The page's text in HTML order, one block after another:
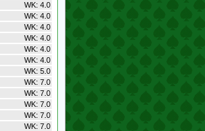
WK: 4.0
WK: 4.0
WK: 4.0
WK: 4.0
WK: 4.0
WK: 4.0
WK: 5.0
WK: 7.0
WK: 7.0
WK: 7.0
WK: 7.0
WK: 7.0